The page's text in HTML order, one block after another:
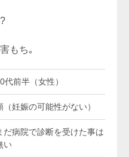
もち｡
代前半（女性）
（妊娠の可能性がない）
だ病院で診断を受けた事は
い